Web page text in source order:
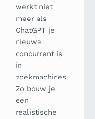
werkt niet
meer als
ChatGPT je
nieuwe
concurrent is
in
zoekmachines.
Zo bouw je
een
realistische